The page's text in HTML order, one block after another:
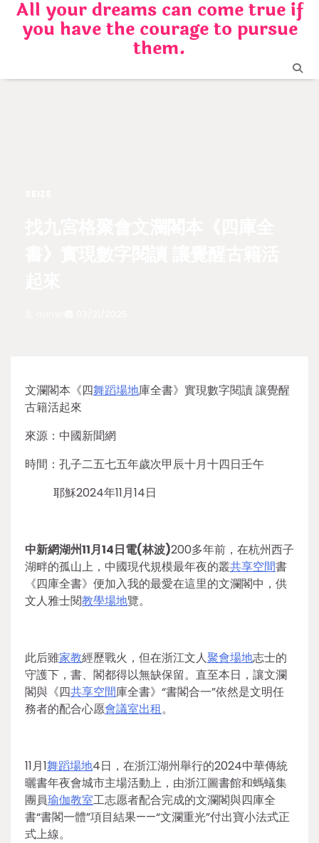
Skip
content
All your dreams can come true if
you have the courage to pursue
them.
文瀾閣本《四舞蹈場地庫全書》實現數字閱讀 讓覺醒
古籍活起來
來源：中國新聞網
時間：孔子二五七五年歲次甲辰十月十四日壬午
耶穌2024年11月14日
中新網湖州11月14日電(林波)200多年前，在杭州西子
湖畔的孤山上，中國現代規模最年夜的叢共享空間書
《四庫全書》便加入我的最愛在這里的文瀾閣中，供
文人雅士閱教學場地覽。
此后雖家教經歷戰火，但在浙江文人聚會場地志士的
守護下，書、閣都得以無缺保留。直至本日，讓文瀾
閣與《四共享空間庫全書》“書閣合一”依然是文明任
務者的配合心愿會議室出租。
11月1舞蹈場地4日，在浙江湖州舉行的2024中華傳統
曬書年夜會城市主場活動上，由浙江圖書館和螞蟻集
團員瑜伽教室工志愿者配合完成的文瀾閣與四庫全
書“書閣一體”項目結果——“文瀾重光”付出寶小法式正
式上線。